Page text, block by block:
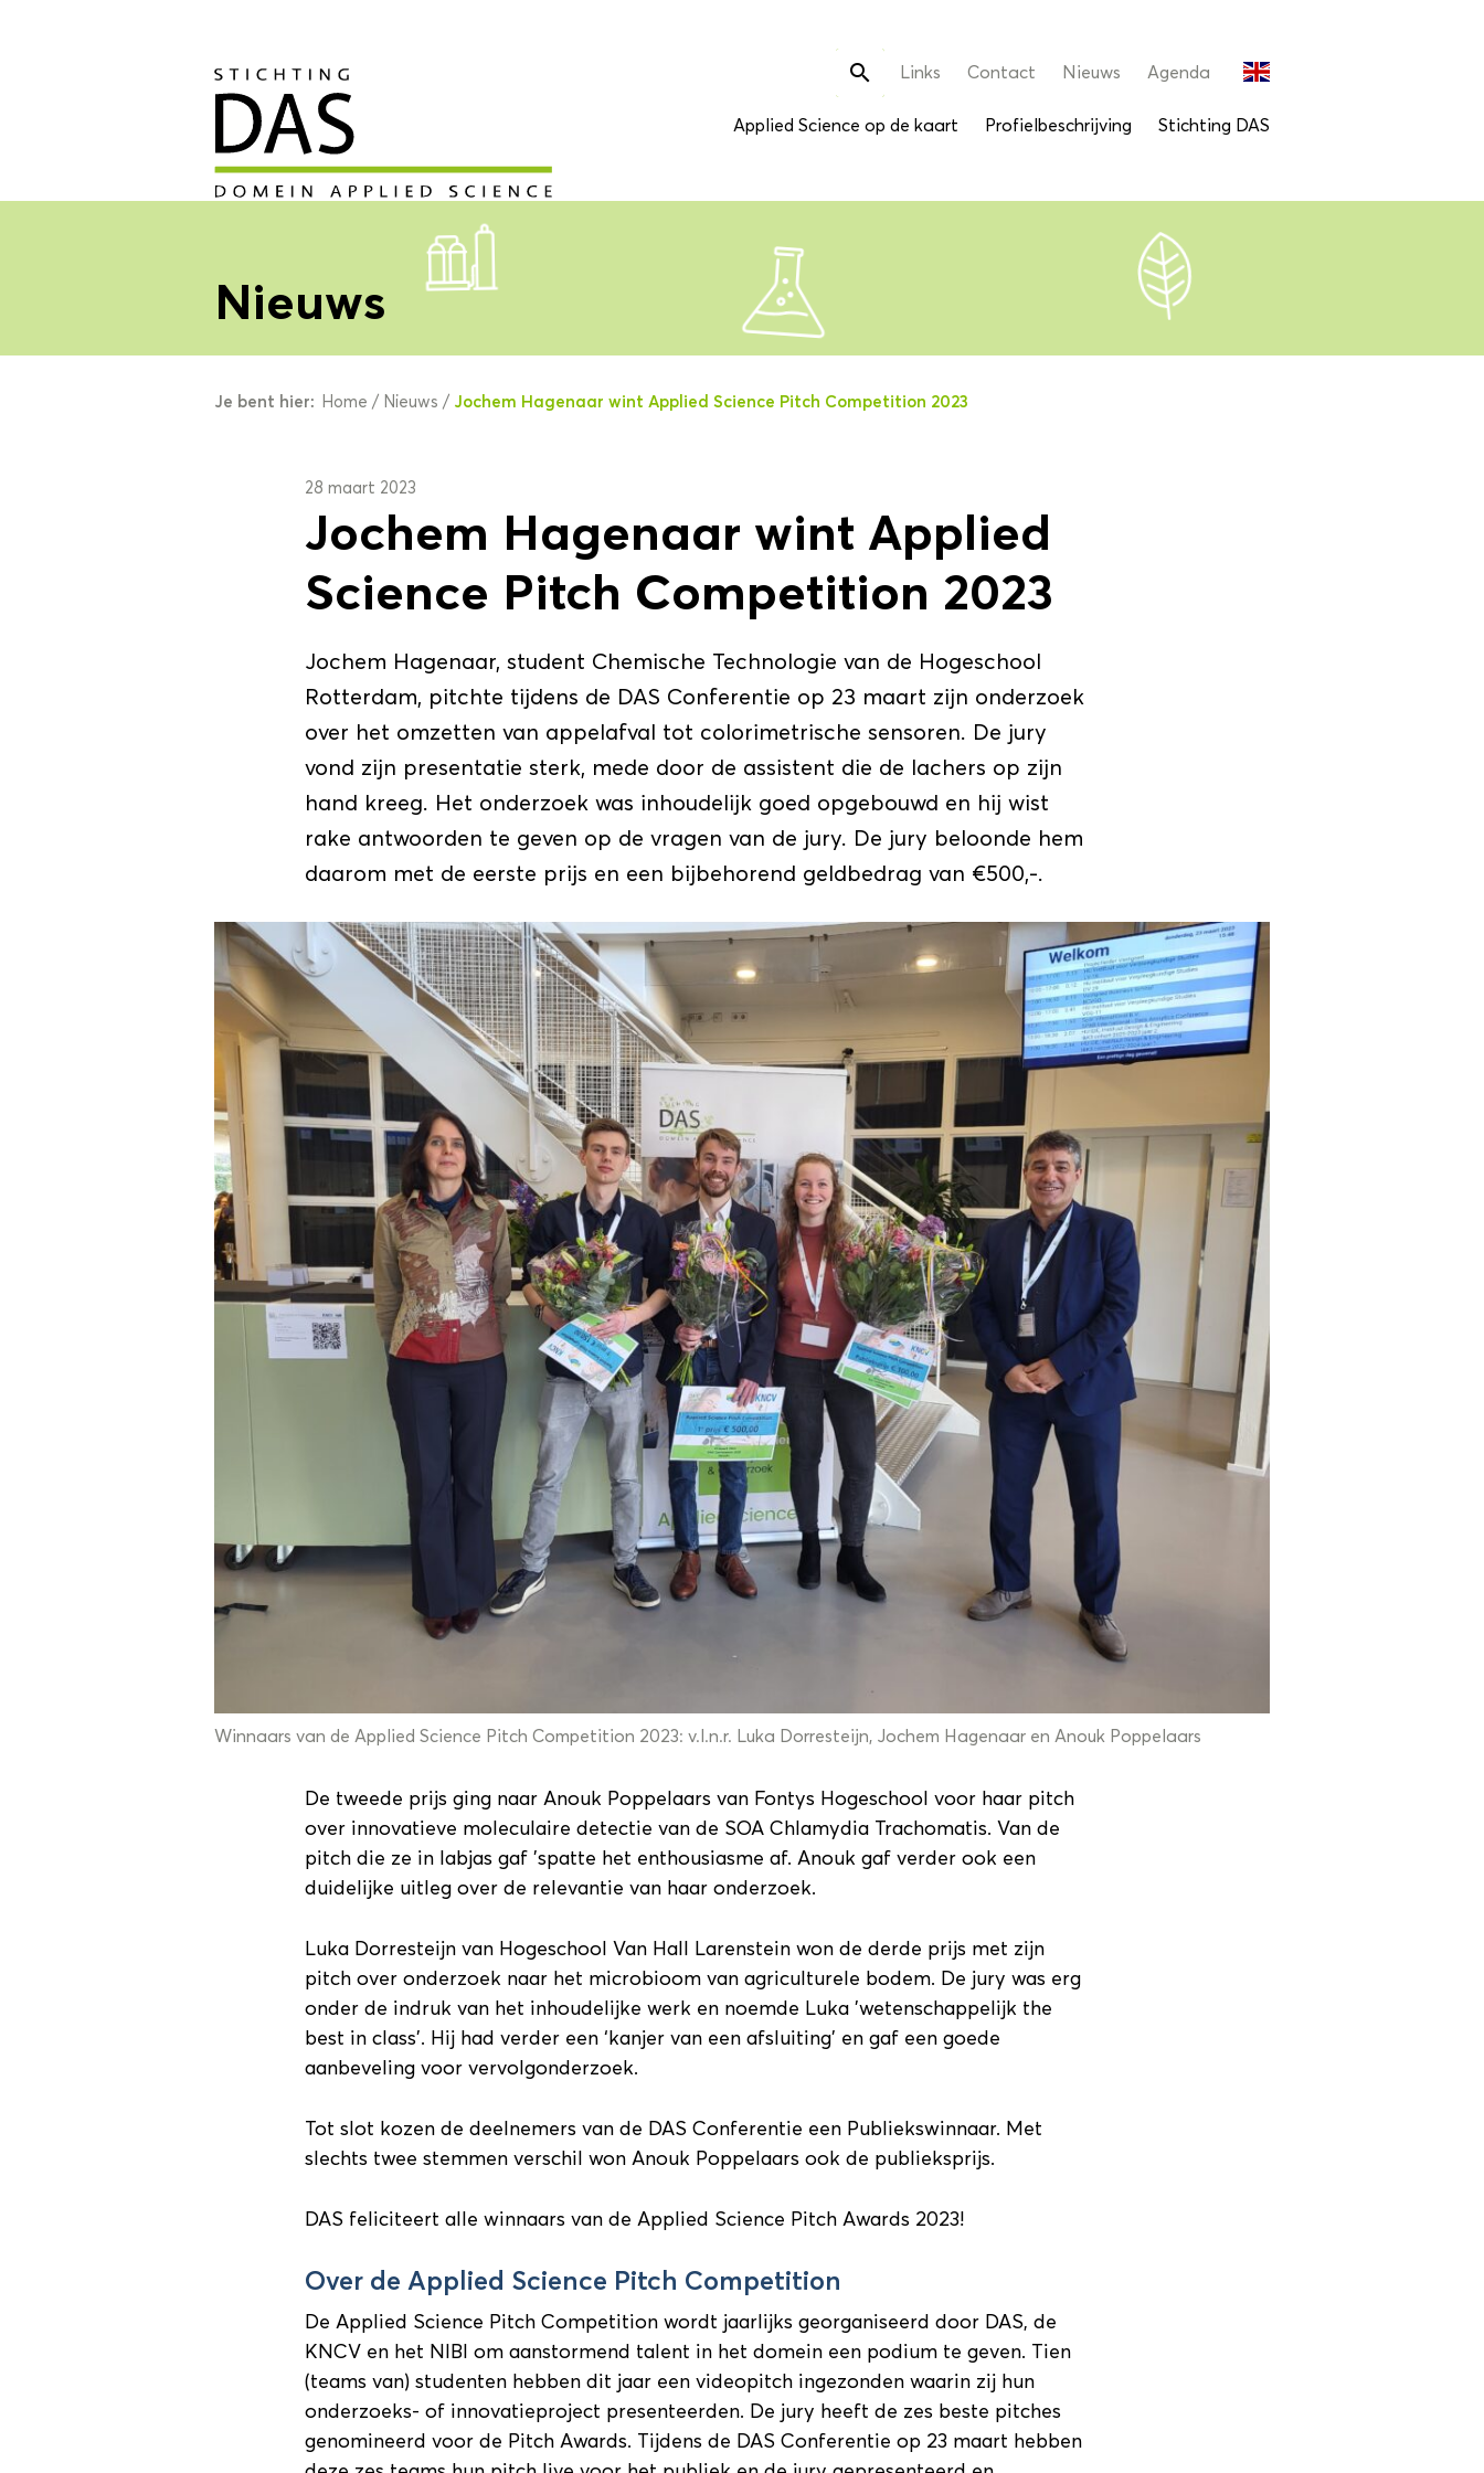
Zoek
naar:
 Links Contact Nieuws Agenda
Applied Science op de kaart Profielbeschrijving Stichting DAS
Nieuws
Je bent hier: Home / Nieuws / Jochem Hagenaar wint Applied Science Pitch Competition 2023
28 maart 2023
Jochem Hagenaar wint Applied
Science Pitch Competition 2023
Jochem Hagenaar, student Chemische Technologie van de Hogeschool
Rotterdam, pitchte tijdens de DAS Conferentie op 23 maart zijn onderzoek
over het omzetten van appelafval tot colorimetrische sensoren. De jury
vond zijn presentatie sterk, mede door de assistent die de lachers op zijn
hand kreeg. Het onderzoek was inhoudelijk goed opgebouwd en hij wist
rake antwoorden te geven op de vragen van de jury. De jury beloonde hem
daarom met de eerste prijs en een bijbehorend geldbedrag van €500,-.
Winnaars van de Applied Science Pitch Competition 2023: v.l.n.r. Luka Dorresteijn, Jochem Hagenaar en Anouk Poppelaars
De tweede prijs ging naar Anouk Poppelaars van Fontys Hogeschool voor haar pitch
over innovatieve moleculaire detectie van de SOA Chlamydia Trachomatis. Van de
pitch die ze in labjas gaf ’spatte het enthousiasme af. Anouk gaf verder ook een
duidelijke uitleg over de relevantie van haar onderzoek.
Luka Dorresteijn van Hogeschool Van Hall Larenstein won de derde prijs met zijn
pitch over onderzoek naar het microbioom van agriculturele bodem. De jury was erg
onder de indruk van het inhoudelijke werk en noemde Luka ’wetenschappelijk the
best in class’. Hij had verder een ‘kanjer van een afsluiting’ en gaf een goede
aanbeveling voor vervolgonderzoek.
Tot slot kozen de deelnemers van de DAS Conferentie een Publiekswinnaar. Met
slechts twee stemmen verschil won Anouk Poppelaars ook de publieksprijs.
DAS feliciteert alle winnaars van de Applied Science Pitch Awards 2023!
Over de Applied Science Pitch Competition
De Applied Science Pitch Competition wordt jaarlijks georganiseerd door DAS, de
KNCV en het NIBI om aanstormend talent in het domein een podium te geven. Tien
(teams van) studenten hebben dit jaar een videopitch ingezonden waarin zij hun
onderzoeks- of innovatieproject presenteerden. De jury heeft de zes beste pitches
genomineerd voor de Pitch Awards. Tijdens de DAS Conferentie op 23 maart hebben